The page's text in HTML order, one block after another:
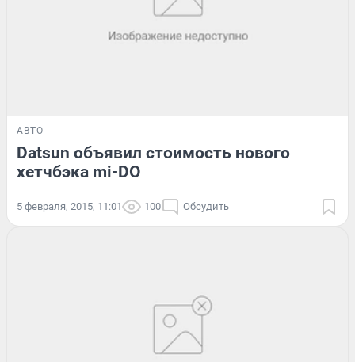
АВТО
Datsun объявил стоимость нового
хетчбэка mi-DO
5 февраля, 2015, 11:01 100 Обсудить